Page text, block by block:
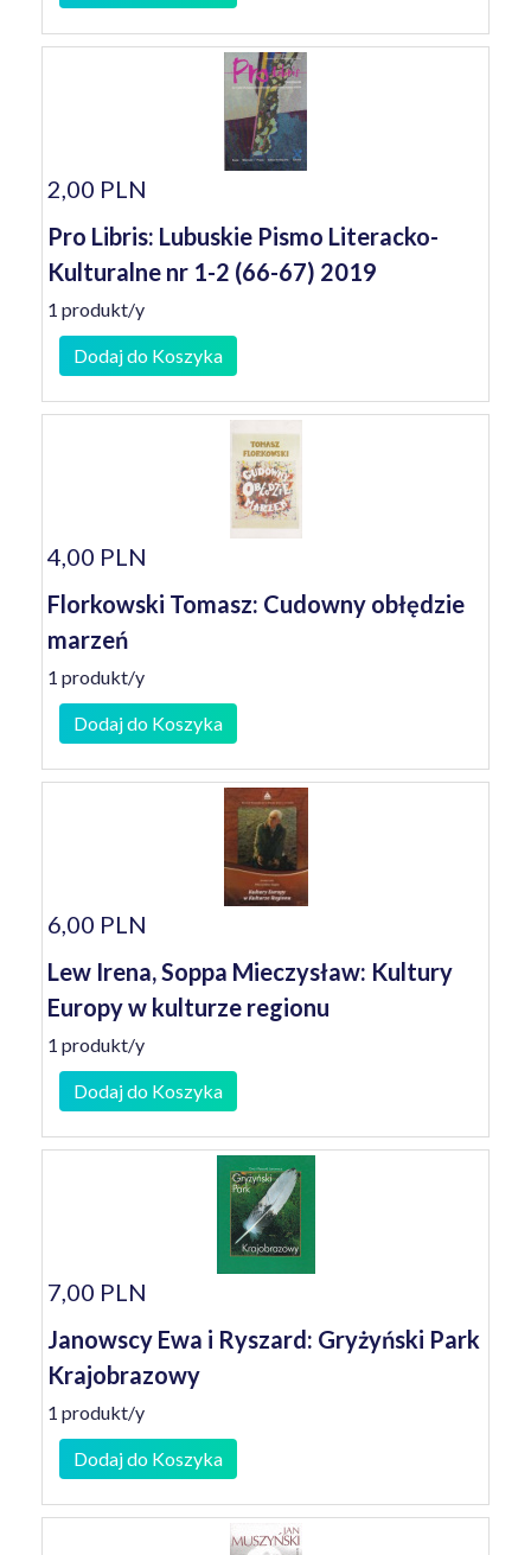
2,00 PLN
Pro Libris: Lubuskie Pismo Literacko-
Kulturalne nr 1-2 (66-67) 2019
1 produkt/y
Dodaj do Koszyka
4,00 PLN
Florkowski Tomasz: Cudowny obłędzie
marzeń
1 produkt/y
Dodaj do Koszyka
6,00 PLN
Lew Irena, Soppa Mieczysław: Kultury
Europy w kulturze regionu
1 produkt/y
Dodaj do Koszyka
7,00 PLN
Janowscy Ewa i Ryszard: Gryżyński Park
Krajobrazowy
1 produkt/y
Dodaj do Koszyka